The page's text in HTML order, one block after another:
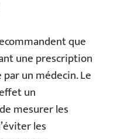
que
une prescription
un médecin. Le
un
mesurer les
les